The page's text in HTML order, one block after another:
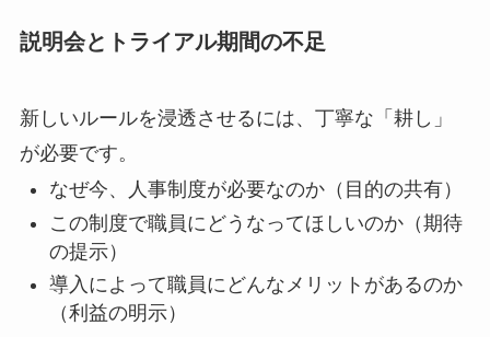
説明会とトライアル期間の不足
新しいルールを浸透させるには、丁寧な「耕し」
が必要です。
なぜ今、人事制度が必要なのか（目的の共有）
この制度で職員にどうなってほしいのか（期待
の提示）
導入によって職員にどんなメリットがあるのか
（利益の明示）